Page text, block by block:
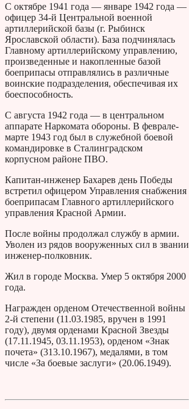
С октябре 1941 года — январе 1942 года —
офицер 34-й Центральной военной
артиллерийской базы (г. Рыбинск
Ярославской области). База подчинялась
Главному артиллерийскому управлению,
произведенные и накопленные базой
боеприпасы отправлялись в различные
воинские подразделения, обеспечивая их
боеспособность.
С августа 1942 года — в центральном
аппарате Наркомата обороны. В феврале-
марте 1943 год был в служебной боевой
командировке в Сталинградском
корпусном районе ПВО.
Капитан-инженер Бахарев день Победы
встретил офицером Управления снабжения
боеприпасам Главного артиллерийского
управления Красной Армии.
После войны продолжал службу в армии.
Уволен из рядов вооруженных сил в звании
инженер-полковник.
Жил в городе Москва. Умер 5 октября 2000
года.
Награжден орденом Отечественной войны
2-й степени (11.03.1985, вручен в 1991
году), двумя орденами Красной Звезды
(17.11.1945, 03.11.1953), орденом «Знак
почета» (313.10.1967), медалями, в том
числе «За боевые заслуги» (20.06.1949).